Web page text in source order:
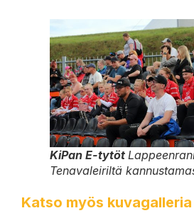
KiPan E-tytöt
Tenavaleiriltä
Katso myös